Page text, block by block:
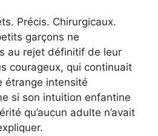
Précis. Chirurgicaux.
garçons ne
au rejet définitif de leur
courageux, qui continuait
étrange intensité
si son intuition enfantine
qu’aucun adulte n’avait